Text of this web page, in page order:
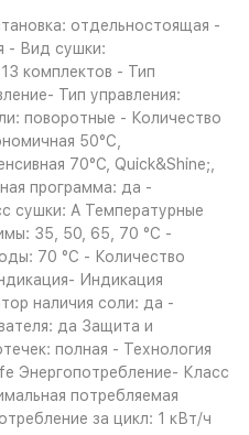
отдельностоящая -
- Вид сушки:
комплектов - Тип
Тип управления:
поворотные - Количество
50°C,
70°С, Quick&Shine;,
программа: да -
сушки: A Температурные
35, 50, 65, 70 °С -
70 °С - Количество
Индикация
наличия соли: да -
да Защита и
полная - Технология
Энергопотребление- Класс
потребляемая
за цикл: 1 кВт/ч